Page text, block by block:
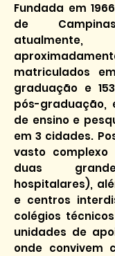
Fundada em
de
matriculados
graduação e
pós-graduação,
de ensino e
em 3 cidades.
vasto
duas
hospitalares),
e centros
colégios
unidades de
onde convivem